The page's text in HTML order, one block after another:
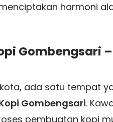
harmoni
Gombengsari
ada satu tempat
Gombengsari.
pembuatan kopi